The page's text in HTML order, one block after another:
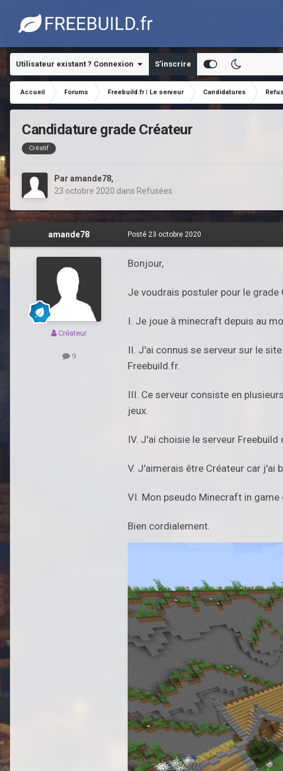
Utilisateur existant ? Connexion S’inscrire
Accueil Forums Freebuild.fr | Le serveur Candidatures
Candidature grade Créateur
Créatif
Par amande78,
23 octobre 2020 dans Refusées
amande78
Créateur
9
Posté 23 octobre 2020
Bonjour,
Je voudrais postuler pour le grade
I. Je joue à minecraft depuis au
II. J'ai connus se serveur sur le
Freebuild.fr.
III. Ce serveur consiste en
jeux.
IV. J'ai choisie le serveur
V. J'aimerais être Créateur car j'ai
VI. Mon pseudo Minecraft in
Bien cordialement.